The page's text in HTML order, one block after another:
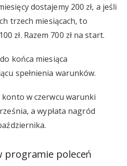
dostajemy 200 zł, a jeśli
trzech miesiącach, to
zł. Razem 700 zł na start.
końca miesiąca
spełnienia warunków.
konto w czerwcu warunki
a wypłata nagród
programie poleceń